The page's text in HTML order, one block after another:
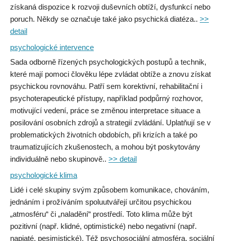
získaná dispozice k rozvoji duševních obtíží, dysfunkcí nebo
poruch. Někdy se označuje také jako psychická diatéza.. >>
detail
psychologické intervence
Sada odborně řízených psychologických postupů a technik,
které mají pomoci člověku lépe zvládat obtíže a znovu získat
psychickou rovnováhu. Patří sem korektivní, rehabilitační i
psychoterapeutické přístupy, například podpůrný rozhovor,
motivující vedení, práce se změnou interpretace situace a
posilování osobních zdrojů a strategií zvládání. Uplatňují se v
problematických životních obdobích, při krizích a také po
traumatizujících zkušenostech, a mohou být poskytovány
individuálně nebo skupinově.. >> detail
psychologické klima
Lidé i celé skupiny svým způsobem komunikace, chováním,
jednáním i prožíváním spoluutvářejí určitou psychickou
„atmosféru“ či „naladění“ prostředí. Toto klima může být
pozitivní (např. klidné, optimistické) nebo negativní (např.
napjaté, pesimistické). Též psychosociální atmosféra, sociální